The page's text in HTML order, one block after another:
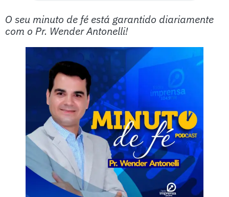
O seu minuto de fé está garantido diariamente
com o Pr. Wender Antonelli!